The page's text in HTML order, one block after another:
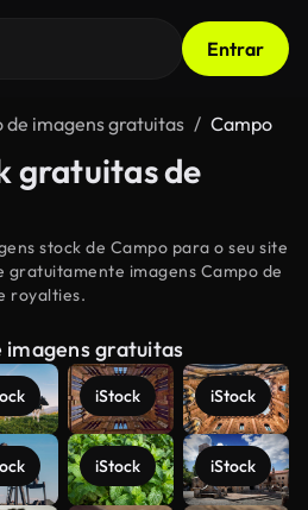
Entrar
de imagens gratuitas Campo
gratuitas de
stock de Campo para o seu site
gratuitamente imagens Campo de
royalties.
imagens gratuitas
iStock
iStock
iStock
iStock